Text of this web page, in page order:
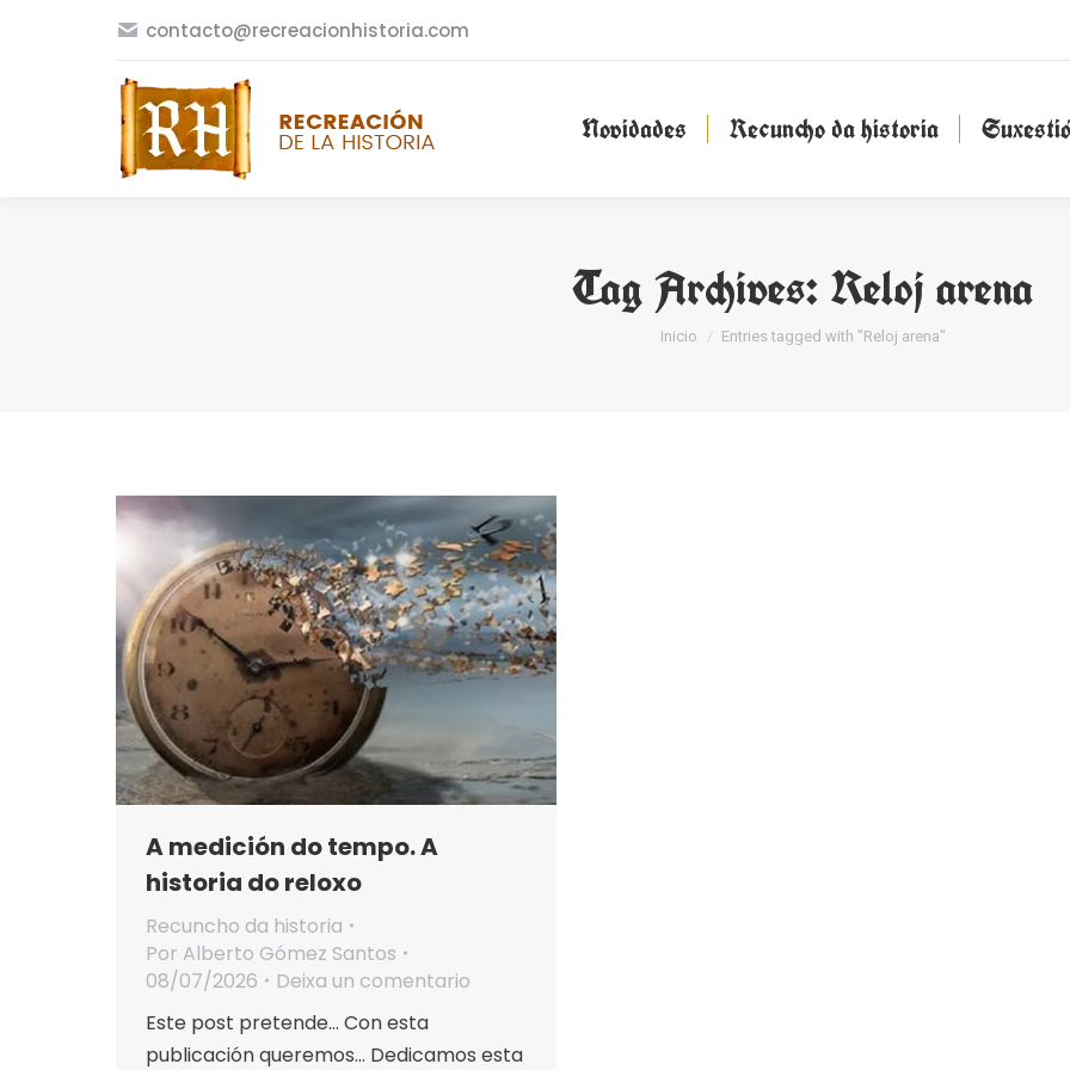
contacto@recreacionhistoria.com
Novidades Recuncho da historia
Tag Archives: Reloj arena
You are here:
Inicio Entries tagged with "Reloj arena"
A medición do tempo. A
historia do reloxo
Recuncho da historia
Por Alberto Gómez Santos
08/07/2026
Deixa un comentario
Este post pretende… Con esta
publicación queremos… Dedicamos esta
Novidades Recuncho da historia